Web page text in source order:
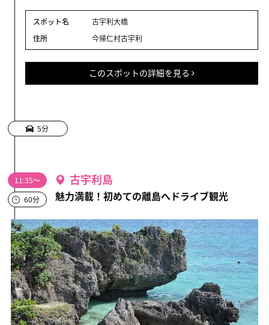
スポット名
古宇利大橋
住所
今帰仁村古宇利
このスポットの詳細を見る
5分
11:35～
60分
古宇利島
魅力満載！初めての離島へドライブ観光